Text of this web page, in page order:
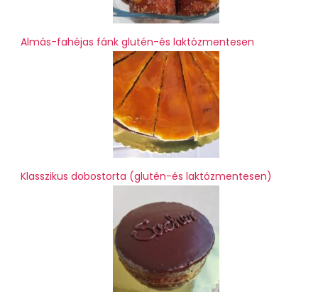
Almás-fahéjas fánk glutén-és laktózmentesen
Klasszikus dobostorta (glutén-és laktózmentesen)